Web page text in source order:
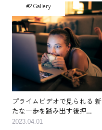
#2 Gallery
プライムビデオで見られる 新
たな一歩を踏み出す後押...
2023.04.01